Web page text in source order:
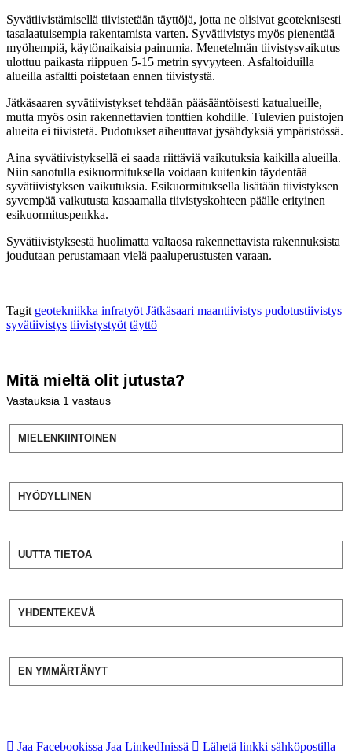
Syvätiivistämisellä tiivistetään täyttöjä, jotta ne olisivat geoteknisesti
tasalaatuisempia rakentamista varten. Syvätiivistys myös pienentää
myöhempiä, käytönaikaisia painumia. Menetelmän tiivistysvaikutus
ulottuu paikasta riippuen 5-15 metrin syvyyteen. Asfaltoiduilla
alueilla asfaltti poistetaan ennen tiivistystä.
Jätkäsaaren syvätiivistykset tehdään pääsääntöisesti katualueille,
mutta myös osin rakennettavien tonttien kohdille. Tulevien puistojen
alueita ei tiivistetä. Pudotukset aiheuttavat jysähdyksiä ympäristössä.
Aina syvätiivistyksellä ei saada riittäviä vaikutuksia kaikilla alueilla.
Niin sanotulla esikuormituksella voidaan kuitenkin täydentää
syvätiivistyksen vaikutuksia. Esikuormituksella lisätään tiivistyksen
syvempää vaikutusta kasaamalla tiivistyskohteen päälle erityinen
esikuormituspenkka.
Syvätiivistyksestä huolimatta valtaosa rakennettavista rakennuksista
joudutaan perustamaan vielä paaluperustusten varaan.
Tagit geotekniikka infratyöt Jätkäsaari maantiivistys pudotustiivistys
syvätiivistys tiivistystyöt täyttö
Mitä mieltä olit jutusta?
Vastauksia 1 vastaus
MIELENKIINTOINEN
HYÖDYLLINEN
UUTTA TIETOA
YHDENTEKEVÄ
EN YMMÄRTÄNYT
Jaa Facebookissa Jaa LinkedInissä Lähetä linkki sähköpostilla